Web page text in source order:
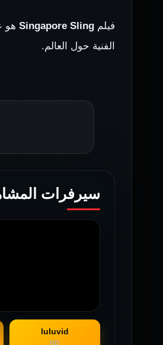
فيلم Singapore Sling هو
الفنية حول العالم.
سيرفرات
luluvid
HD